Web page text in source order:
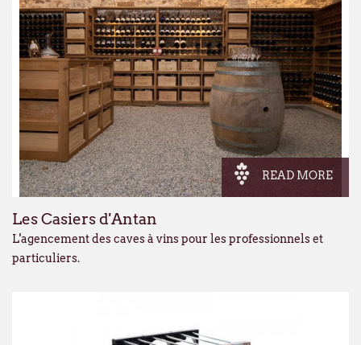
READ MORE
Les Casiers d'Antan
L'agencement des caves à vins pour les professionnels et
particuliers.